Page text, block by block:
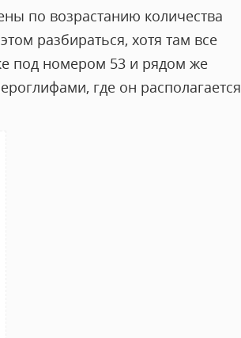
по возрастанию количества
разбираться, хотя там все
под номером 53 и рядом же
где он располагается